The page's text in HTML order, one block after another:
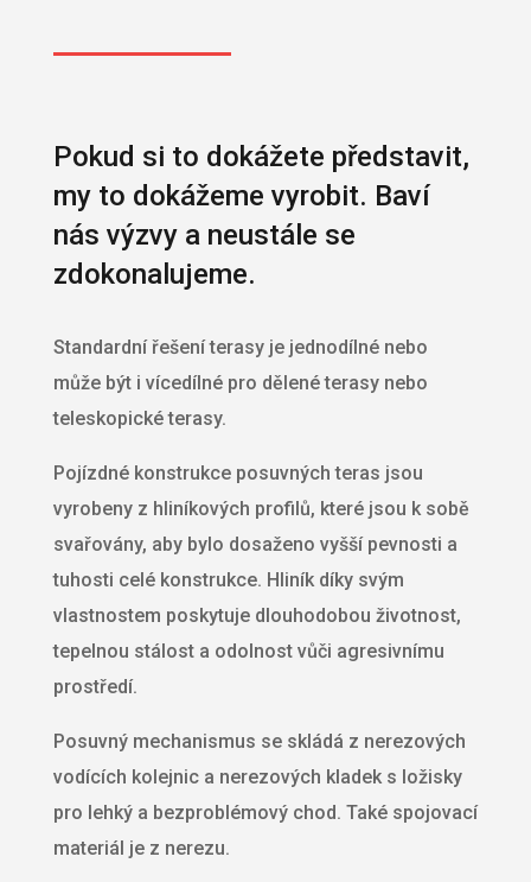
Pokud si to dokážete představit,
my to dokážeme vyrobit. Baví
nás výzvy a neustále se
zdokonalujeme.
Standardní řešení terasy je jednodílné nebo
může být i vícedílné pro dělené terasy nebo
teleskopické terasy.
Pojízdné konstrukce posuvných teras jsou
vyrobeny z hliníkových profilů, které jsou k sobě
svařovány, aby bylo dosaženo vyšší pevnosti a
tuhosti celé konstrukce. Hliník díky svým
vlastnostem poskytuje dlouhodobou životnost,
tepelnou stálost a odolnost vůči agresivnímu
prostředí.
Posuvný mechanismus se skládá z nerezových
vodících kolejnic a nerezových kladek s ložisky
pro lehký a bezproblémový chod. Také spojovací
materiál je z nerezu.